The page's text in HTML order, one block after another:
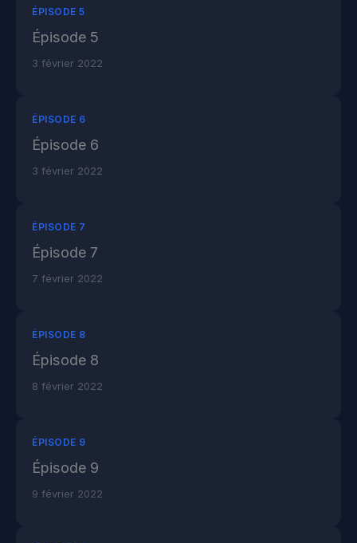
ÉPISODE 5
Épisode 5
3 février 2022
ÉPISODE 6
Épisode 6
3 février 2022
ÉPISODE 7
Épisode 7
7 février 2022
ÉPISODE 8
Épisode 8
8 février 2022
ÉPISODE 9
Épisode 9
9 février 2022